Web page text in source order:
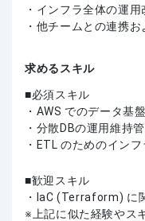
・インフラ全体の運
・他チームとの連携
求めるスキル
必須スキル
・AWS でのデータ基
・分散DBの運用維持
・ETL のためのイン
歓迎スキル
・IaC (Terraform) に
上記に似た経験や